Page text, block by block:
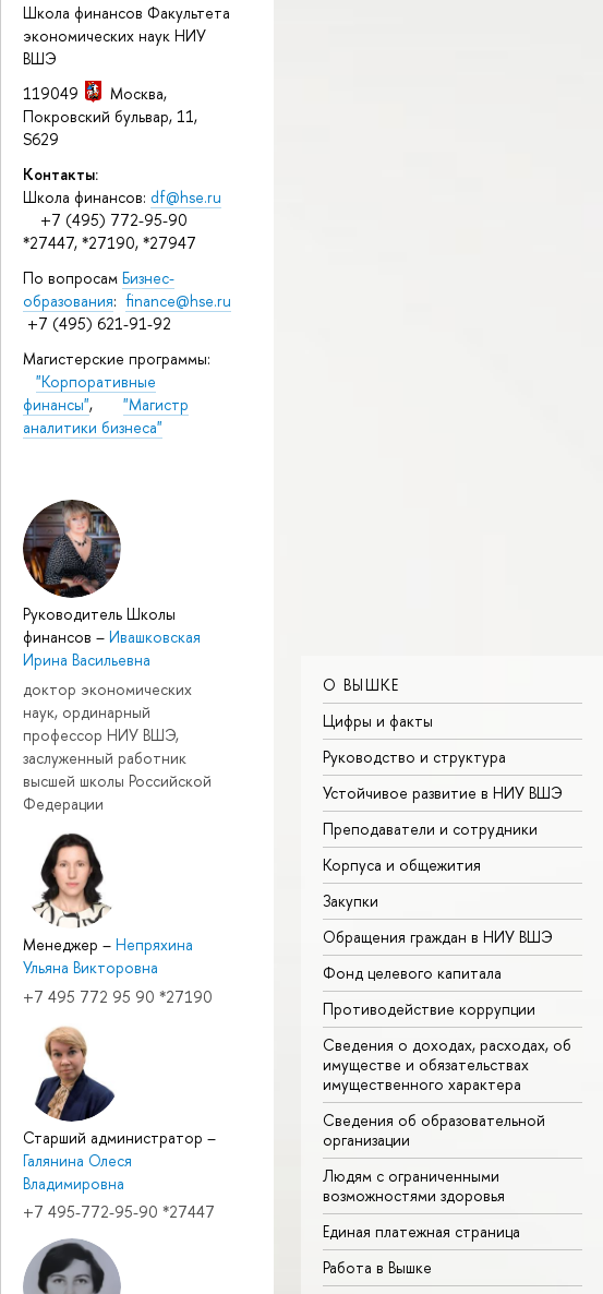
Школа финансов Факультета
экономических наук НИУ
ВШЭ
119049
Москва,
Покровский бульвар, 11,
S629
Контакты:
Школа финансов: df@hse.ru
+7 (495) 772-95-90
*27447, *27190, *27947
По вопросам Бизнес-
образования: finance@hse.ru
+7 (495) 621-91-92
Магистерские программы:
"Корпоративные
финансы", "Магистр
аналитики бизнеса"
Руководитель Школы
финансов – Ивашковская
Ирина Васильевна
доктор экономических
наук, ординарный
профессор НИУ ВШЭ,
заслуженный работник
высшей школы Российской
Федерации
Менеджер – Непряхина
Ульяна Викторовна
+7 495 772 95 90 *27190
Старший администратор –
Галянина Олеся
Владимировна
+7 495-772-95-90 *27447
О ВЫШКЕ
Цифры и факты
Руководство и структура
Устойчивое развитие в НИУ ВШЭ
Преподаватели и сотрудники
Корпуса и общежития
Закупки
Обращения граждан в НИУ ВШЭ
Фонд целевого капитала
Противодействие коррупции
Сведения о доходах, расходах, об
имуществе и обязательствах
имущественного характера
Сведения об образовательной
организации
Людям с ограниченными
возможностями здоровья
Единая платежная страница
Работа в Вышке